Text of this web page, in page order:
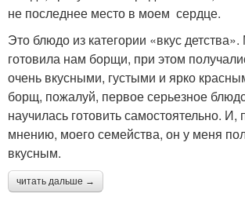
не последнее место в моем сердце.
Это блюдо из категории «вкус
готовила нам борщи, при этом
очень вкусными, густыми и ярко
борщ, пожалуй, первое серьезное
научилась готовить самостоятельно.
мнению, моего семейства, он у меня
вкусным.
читать дальше →